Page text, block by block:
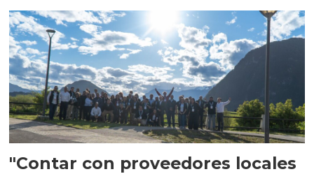
"Contar con proveedores locales